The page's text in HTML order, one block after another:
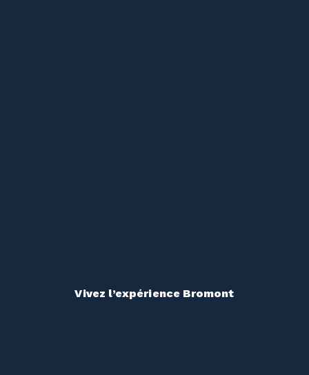
Vivez l’expérience Bromont